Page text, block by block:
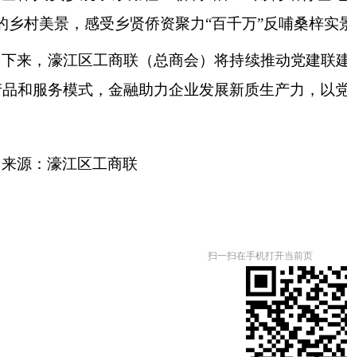
乡村美景，感受乡贤侨资聚力“百千万”反哺桑梓实
下来，濠江区工商联（总商会）将持续推动党建联
和服务模式，金融助力企业发展新质生产力，以
来源：濠江区工商联
扫一扫在手机打开当前页